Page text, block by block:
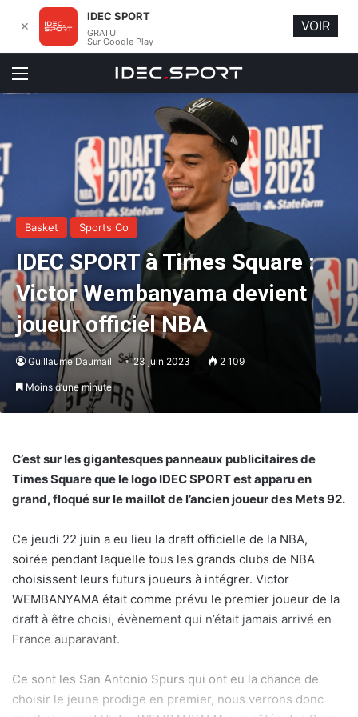
Menu
Basket Sports Co
IDEC SPORT à Times Square :
Victor Wembanyama devient
joueur officiel NBA
Guillaume Daumail 23 juin 2023 2 109
Moins d’une minute
C’est sur les gigantesques panneaux publicitaires de
Times Square que le logo IDEC SPORT est apparu en
grand, floqué sur le maillot de l’ancien joueur des Mets 92.
Ce jeudi 22 juin a eu lieu la draft officielle de la NBA,
soirée pendant laquelle tous les grands clubs de NBA
choisissent leurs futurs joueurs à intégrer. Victor
WEMBANYAMA était comme prévu le premier joueur de la
draft à être choisi, évènement qui n’était jamais arrivé en
France auparavant.
Ce sont les San Antonio Spurs qui ont eu la chance de
choisir le jeune prodige en premier, nous verrons donc
✕
IDEC SPORT
GRATUIT
Sur Google Play
VOIR